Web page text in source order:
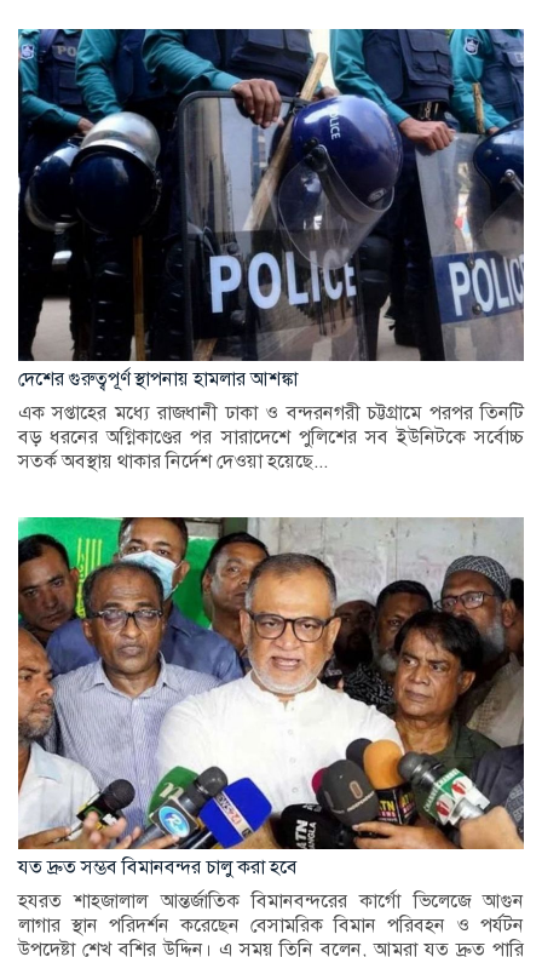
দেশের গুরুত্বপূর্ণ স্থাপনায় হামলার আশঙ্কা
এক সপ্তাহের মধ্যে রাজধানী ঢাকা ও বন্দরনগরী চট্টগ্রামে পরপর তিনটি
বড় ধরনের অগ্নিকাণ্ডের পর সারাদেশে পুলিশের সব ইউনিটকে সর্বোচ্চ
সতর্ক অবস্থায় থাকার নির্দেশ দেওয়া হয়েছে...
যত দ্রুত সম্ভব বিমানবন্দর চালু করা হবে
হযরত শাহজালাল আন্তর্জাতিক বিমানবন্দরের কার্গো ভিলেজে আগুন
লাগার স্থান পরিদর্শন করেছেন বেসামরিক বিমান পরিবহন ও পর্যটন
উপদেষ্টা শেখ বশির উদ্দিন। এ সময় তিনি বলেন, আমরা যত দ্রুত পারি